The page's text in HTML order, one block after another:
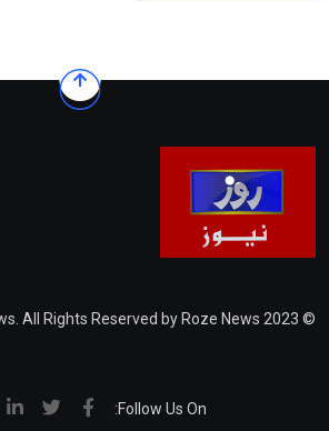
© 2023 Roze News. All Rights Reserved by Roze News
Follow Us On: